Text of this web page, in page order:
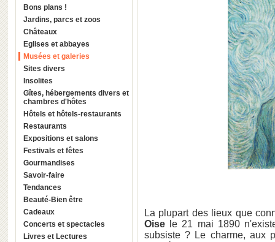
Bons plans !
Jardins, parcs et zoos
Châteaux
Eglises et abbayes
Musées et galeries
Sites divers
Insolites
Gîtes, hébergements divers et
chambres d'hôtes
Hôtels et hôtels-restaurants
Restaurants
Expositions et salons
Festivals et fêtes
Gourmandises
Savoir-faire
Tendances
Beauté-Bien être
Cadeaux
Concerts et spectacles
Livres et Lectures
La plupart des lieux que
Oise le 21 mai 1890
subsiste ? Le charme, aux